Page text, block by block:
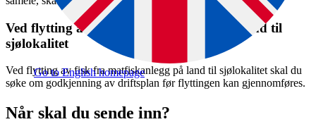
Go to English homepage
Ved flytting av fisk fra matfiskanlegg på land til
sjølokalitet
Ved flytting av fisk fra matfiskanlegg på land til sjølokalitet skal du
søke om godkjenning av driftsplan før flyttingen kan gjennomføres.
Når skal du sende inn?